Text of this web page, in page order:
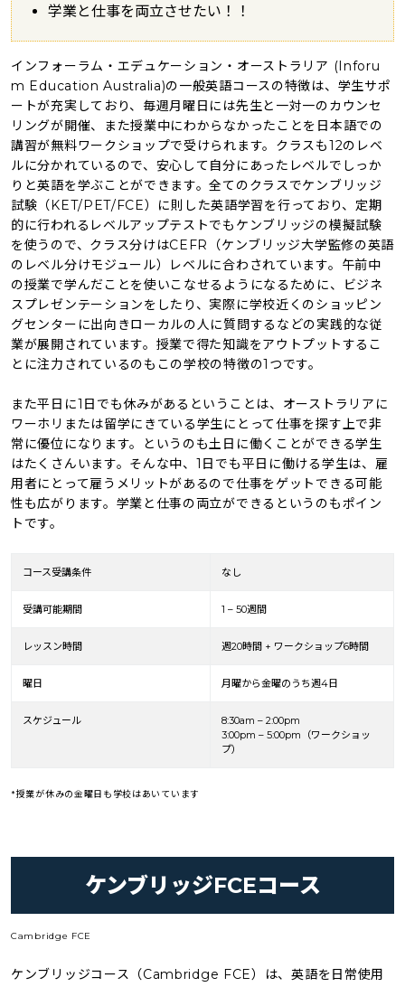
学業と仕事を両立させたい！！
インフォーラム・エデュケーション・オーストラリア (Inforu
m Education Australia)の一般英語コースの特徴は、学生サポ
ートが充実しており、毎週月曜日には先生と一対一のカウンセ
リングが開催、また授業中にわからなかったことを日本語での
講習が無料ワークショップで受けられます。クラスも12のレベ
ルに分かれているので、安心して自分にあったレベルでしっか
りと英語を学ぶことができます。全てのクラスでケンブリッジ
試験（KET/PET/FCE）に則した英語学習を行っており、定期
的に行われるレベルアップテストでもケンブリッジの模擬試験
を使うので、クラス分けはCEFR（ケンブリッジ大学監修の英語
のレベル分けモジュール）レベルに合わされています。午前中
の授業で学んだことを使いこなせるようになるために、ビジネ
スプレゼンテーションをしたり、実際に学校近くのショッピン
グセンターに出向きローカルの人に質問するなどの実践的な従
業が展開されています。授業で得た知識をアウトプットするこ
とに注力されているのもこの学校の特徴の1つです。
また平日に1日でも休みがあるということは、オーストラリアに
ワーホリまたは留学にきている学生にとって仕事を探す上で非
常に優位になります。というのも土日に働くことができる学生
はたくさんいます。そんな中、1日でも平日に働ける学生は、雇
用者にとって雇うメリットがあるので仕事をゲットできる可能
性も広がります。学業と仕事の両立ができるというのもポイン
トです。
コース受講条件 なし
受講可能期間 1 – 50週間
レッスン時間 週20時間 + ワークショップ6時間
曜日 月曜から金曜のうち週4日
スケジュール
8:30am – 2:00pm
3:00pm – 5:00pm（ワークショッ
プ）
*授業が休みの金曜日も学校はあいています
ケンブリッジFCEコース
Cambridge FCE
ケンブリッジコース（Cambridge FCE）は、英語を日常使用